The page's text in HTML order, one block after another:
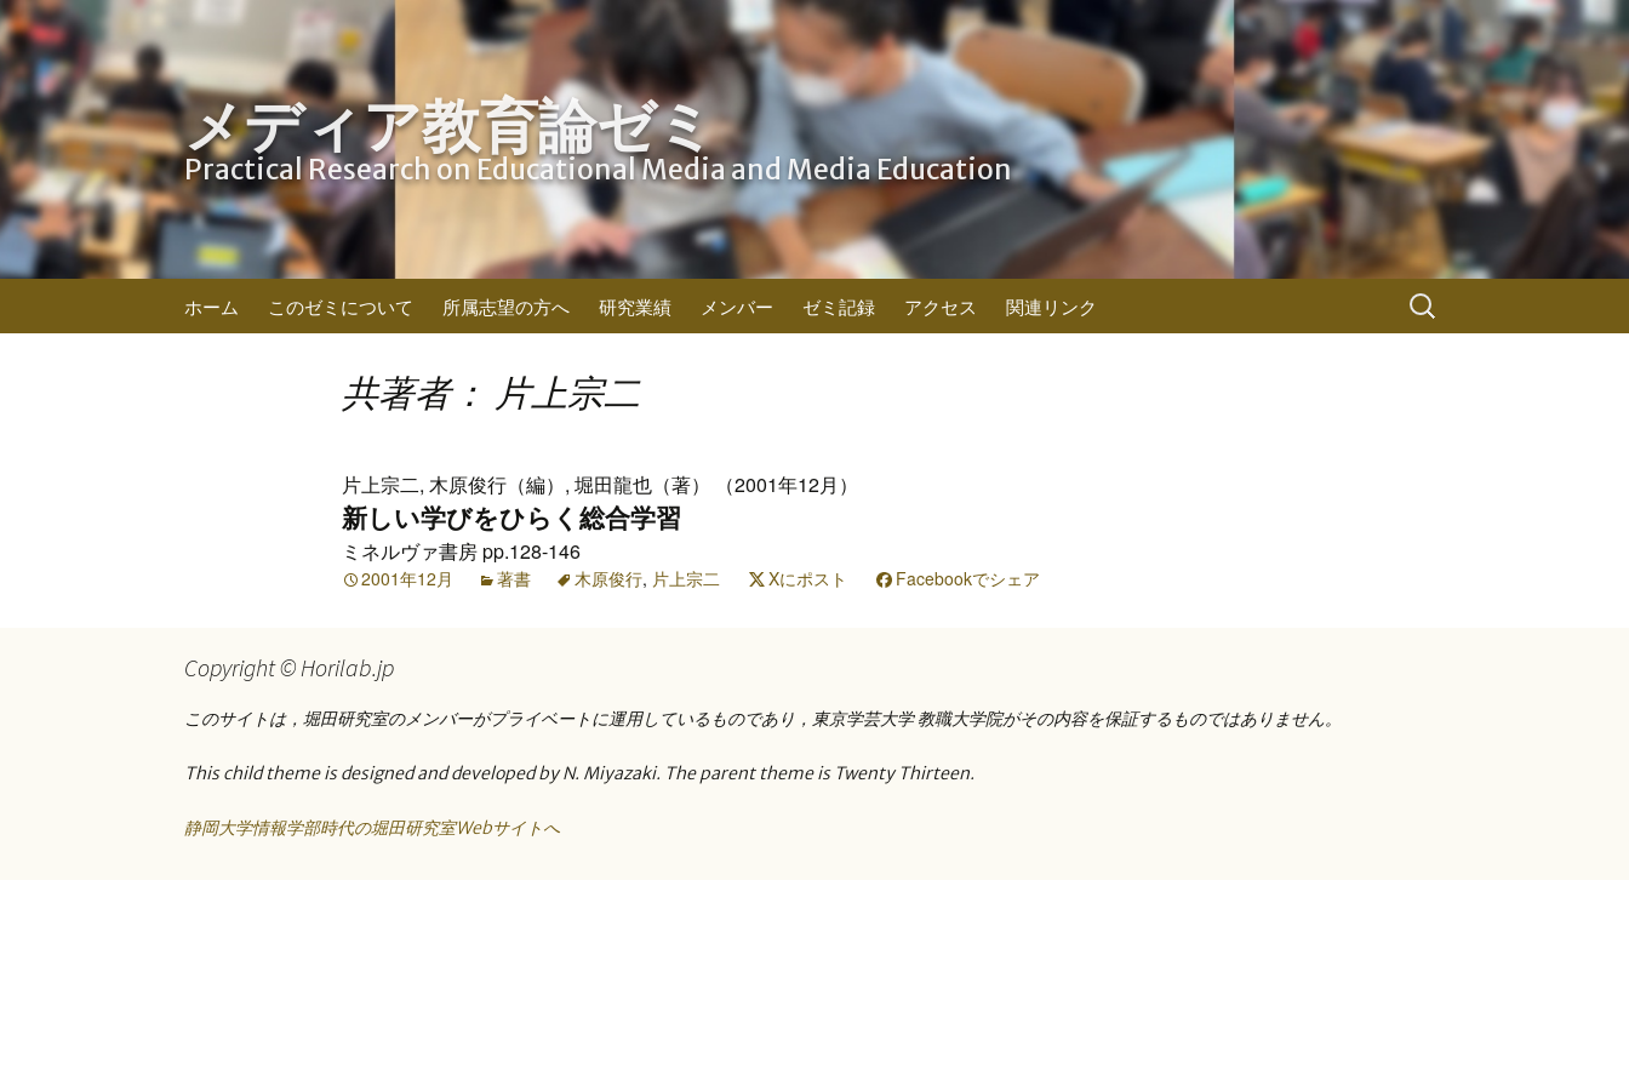
メディア教育論ゼミ
Practical Research on Educational Media and Media Education
ホーム このゼミについて 所属志望の方へ 研究業績 メンバー ゼミ記録 アクセス 関連リンク
検
索:
共著者： 片上宗二
片上宗二, 木原俊行（編）, 堀田龍也（著） （2001年12月）
新しい学びをひらく総合学習
ミネルヴァ書房 pp.128-146
2001年12月 著書 木原俊行, 片上宗二 Xにポスト Facebookでシェア
Copyright © Horilab.jp
このサイトは，堀田研究室のメンバーがプライベートに運用しているものであり，東京学芸大学 教職大学院がその内容を保証するものではありません。
This child theme is designed and developed by N. Miyazaki. The parent theme is Twenty Thirteen.
静岡大学情報学部時代の堀田研究室Webサイトへ